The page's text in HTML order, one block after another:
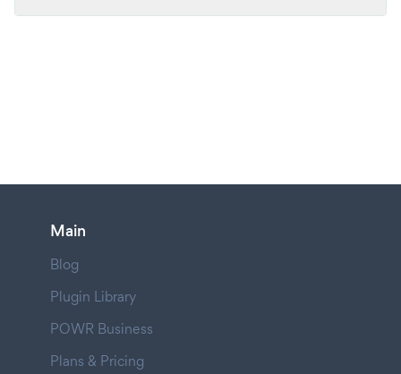
Main
Blog
Plugin Library
POWR Business
Plans & Pricing